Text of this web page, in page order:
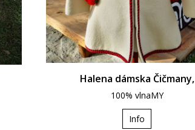
Halena dámska Čičmany,
100% vlnaMY
Info